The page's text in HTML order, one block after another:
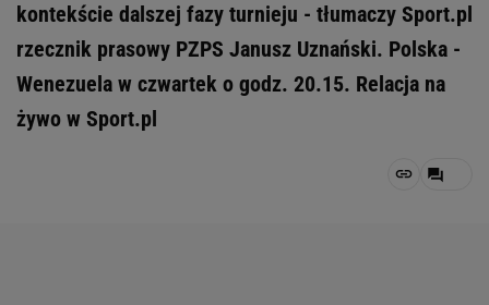
kontekście dalszej fazy turnieju - tłumaczy Sport.pl
rzecznik prasowy PZPS Janusz Uznański. Polska -
Wenezuela w czwartek o godz. 20.15. Relacja na
żywo w Sport.pl